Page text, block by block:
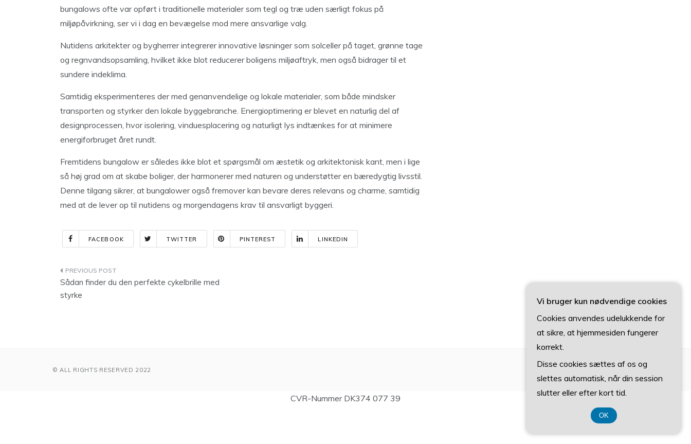
bungalows ofte var opført i traditionelle materialer som tegl og træ uden særligt fokus på
miljøpåvirkning, ser vi i dag en bevægelse mod mere ansvarlige valg.
Nutidens arkitekter og bygherrer integrerer innovative løsninger som solceller på taget, grønne tage
og regnvandsopsamling, hvilket ikke blot reducerer boligens miljøaftryk, men også bidrager til et
sundere indeklima.
Samtidig eksperimenteres der med genanvendelige og lokale materialer, som både mindsker
transporten og styrker den lokale byggebranche. Energioptimering er blevet en naturlig del af
designprocessen, hvor isolering, vinduesplacering og naturligt lys indtænkes for at minimere
energiforbruget året rundt.
Fremtidens bungalow er således ikke blot et spørgsmål om æstetik og arkitektonisk kant, men i lige
så høj grad om at skabe boliger, der harmonerer med naturen og understøtter en bæredygtig livsstil.
Denne tilgang sikrer, at bungalower også fremover kan bevare deres relevans og charme, samtidig
med at de lever op til nutidens og morgendagens krav til ansvarligt byggeri.
FACEBOOK TWITTER PINTEREST LINKEDIN
Indlægsnavigation
Sådan finder du den perfekte cykelbrille med
styrke
© ALL RIGHTS RESERVED 2022
CVR-Nummer DK374 077 39
Vi bruger kun nødvendige cookies
Cookies anvendes udelukkende for
at sikre, at hjemmesiden fungerer
korrekt.
Disse cookies sættes af os og
slettes automatisk, når din session
slutter eller efter kort tid.
OK